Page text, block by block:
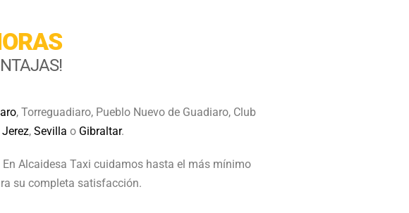
, Torreguadiaro, Pueblo Nuevo de Guadiaro, Club
Jerez, Sevilla o Gibraltar.
En Alcaidesa Taxi cuidamos hasta el más mínimo
su completa satisfacción.